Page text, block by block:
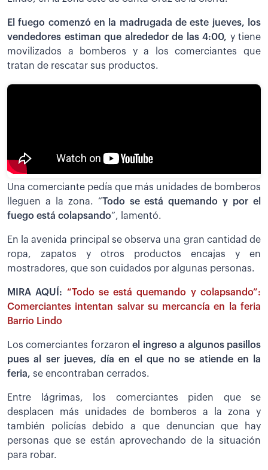
El fuego comenzó en la madrugada de este jueves, los
vendedores estiman que alrededor de las 4:00, y tiene
movilizados a bomberos y a los comerciantes que
tratan de rescatar sus productos.
Una comerciante pedía que más unidades de bomberos
lleguen a la zona. “Todo se está quemando y por el
fuego está colapsando”, lamentó.
En la avenida principal se observa una gran cantidad de
ropa, zapatos y otros productos encajas y en
mostradores, que son cuidados por algunas personas.
MIRA AQUÍ: “Todo se está quemando y colapsando”:
Comerciantes intentan salvar su mercancía en la feria
Barrio Lindo
Los comerciantes forzaronel ingreso a algunos pasillos
pues al ser jueves, día en el que no se atiende en la
feria, se encontraban cerrados.
Entre lágrimas, los comerciantes piden que se
desplacen más unidades de bomberos a la zona y
también policías debido a que denuncian que hay
personas que se están aprovechando de la situación
para robar.